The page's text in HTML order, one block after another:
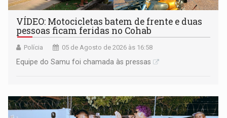
VÍDEO: Motocicletas batem de frente e duas
pessoas ficam feridas no Cohab
Polícia 05 de Agosto de 2026 às 16:58
Equipe do Samu foi chamada às pressas